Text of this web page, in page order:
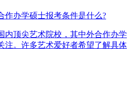
作办学硕士报考条件是什么?
内顶尖艺术院校，其中外合作办学
注。许多艺术爱好者希望了解具体